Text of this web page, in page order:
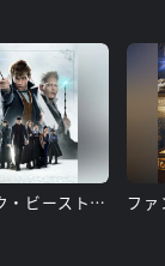
ファンタスティック・ビーストと黒い魔法使いの誕生